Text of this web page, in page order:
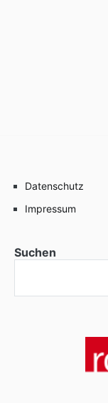
Datenschutz
Impressum
Suchen